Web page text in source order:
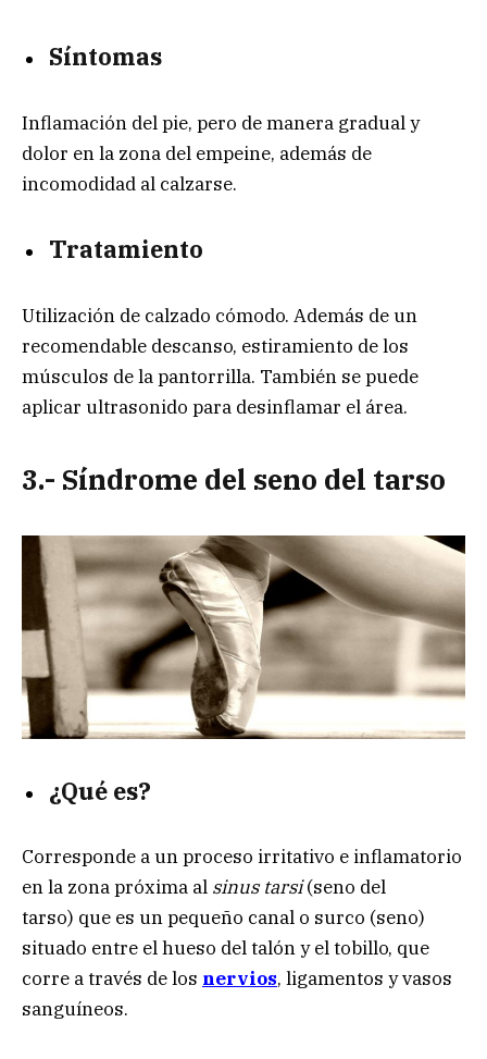
Síntomas
Inflamación del pie, pero de manera gradual y
dolor en la zona del empeine, además de
incomodidad al calzarse.
Tratamiento
Utilización de calzado cómodo. Además de un
recomendable descanso, estiramiento de los
músculos de la pantorrilla. También se puede
aplicar ultrasonido para desinflamar el área.
3.- Síndrome del seno del tarso
¿Qué es?
Corresponde a un proceso irritativo e inflamatorio
en la zona próxima al sinus tarsi(seno del
tarso) que es un pequeño canal o surco (seno)
situado entre el hueso del talón y el tobillo, que
corre a través de los nervios, ligamentos y vasos
sanguíneos.